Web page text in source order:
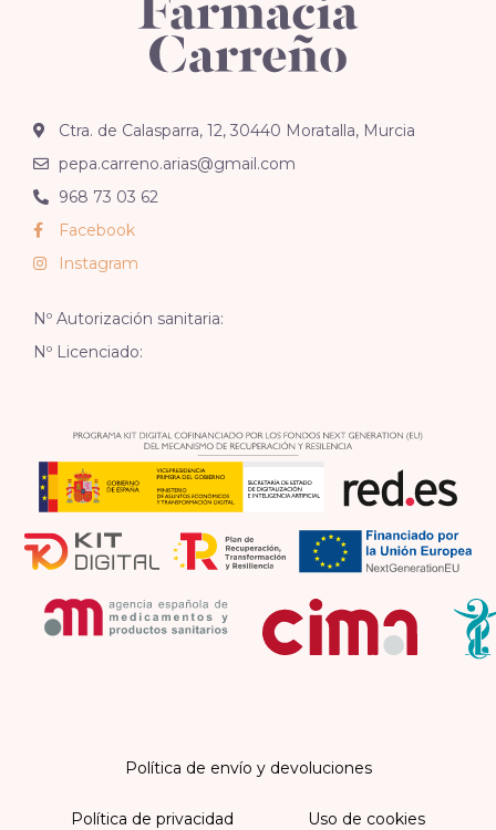
Ctra. de Calasparra, 12, 30440 Moratalla, Murcia
pepa.carreno.arias@gmail.com
968 73 03 62
Facebook
Instagram
Nº Autorización sanitaria:
Nº Licenciado:
Política de envío y devoluciones
Política de privacidad Uso de cookies